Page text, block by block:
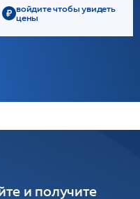
войдите чтобы увидеть
цены
и получите